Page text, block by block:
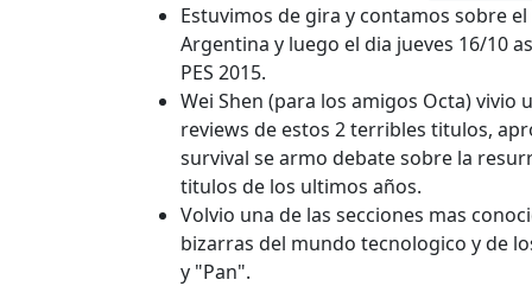
Estuvimos de gira y contamos sobre
Argentina y luego el dia jueves 16/10
PES 2015.
Wei Shen (para los amigos Octa) vivio
reviews de estos 2 terribles titulos,
survival se armo debate sobre la
titulos de los ultimos años.
Volvio una de las secciones mas
bizarras del mundo tecnologico y de
y "Pan".